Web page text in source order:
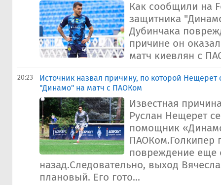
Как сообщили на
защитника
Дубинчака
причине он
матч киевлян с
20:23
Источник назвал причину, по которой Нещерет
"Динамо" на матч с ПАОКом
Известная
Руслан Нещерет
помощник
ПАОКом.Голкипер
повреждение еще
назад.Следовательно, выход
плановый. Его гото...